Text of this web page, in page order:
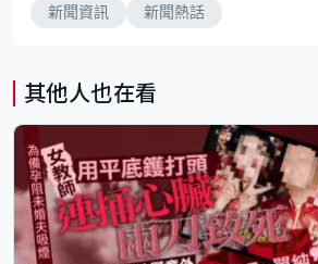
新聞資訊 新聞熱話
其他人也在看